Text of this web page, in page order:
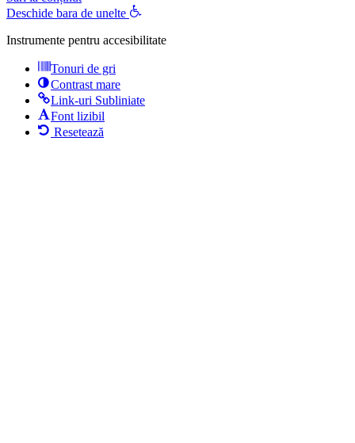
Deschide bara de unelte
Instrumente pentru accesibilitate
Tonuri de gri
Contrast mare
Link-uri Subliniate
Font lizibil
Resetează